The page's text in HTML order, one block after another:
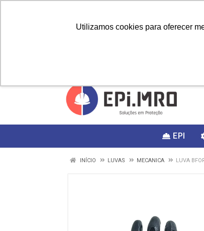
Utilizamos cookies para oferecer
EPI
INÍCIO LUVAS MECANICA LUVA